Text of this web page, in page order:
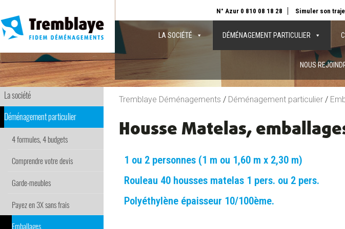
N° Azur 0 810 08 18 28 Simuler son
LA SOCIÉTÉ DÉMÉNAGEMENT PARTICULIER
NOUS
Tremblaye Déménagements / Déménagement particulier /
La société
Déménagement particulier
4 formules, 4 budgets
Comprendre votre devis
Garde-meubles
Payez en 3X sans frais
Emballages
Housse Matelas,
1 ou 2 personnes (1 m ou 1,60 m x 2,30 m)
Rouleau 40 housses matelas 1 pers. ou 2 pers.
Polyéthylène épaisseur 10/100ème.